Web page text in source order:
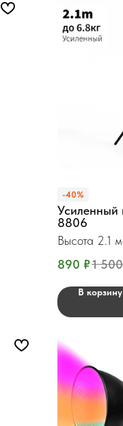
-40%
Усиленный
8806
Высота 2.1
890 ₽1 500
В корзину